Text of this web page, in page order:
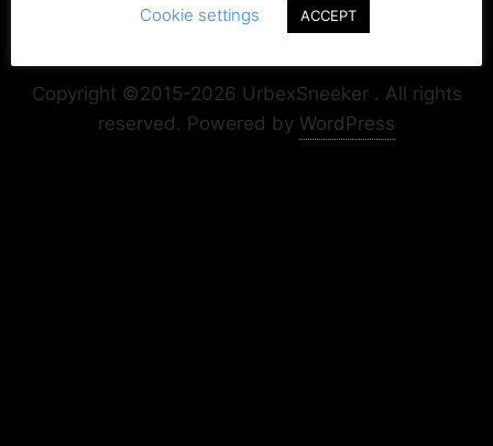
Copyright ©2015-2026 UrbexSneeker . All rights
reserved. Powered by WordPress
Cookie settings
ACCEPT